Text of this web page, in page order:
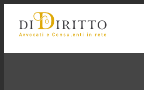
contenuto